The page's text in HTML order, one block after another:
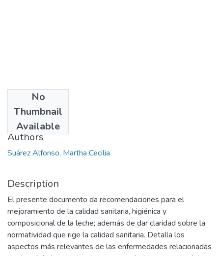
No
Thumbnail
Available
2014
Authors
Suárez Alfonso, Martha Cecilia
Description
El presente documento da recomendaciones para el
mejoramiento de la calidad sanitaria, higiénica y
composicional de la leche; además de dar claridad sobre la
normatividad que rige la calidad sanitaria. Detalla los
aspectos más relevantes de las enfermedades relacionadas